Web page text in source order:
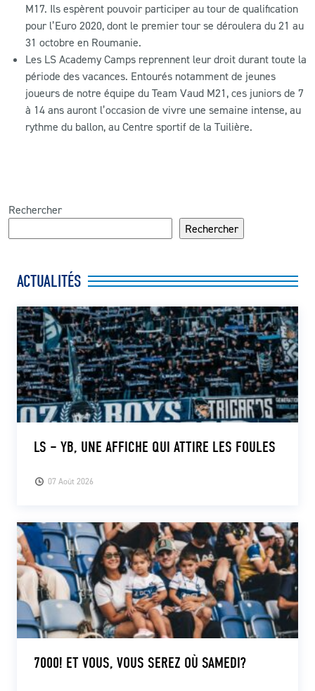
M17. Ils espèrent pouvoir participer au tour de qualification
pour l’Euro 2020, dont le premier tour se déroulera du 21 au
31 octobre en Roumanie.
Les LS Academy Camps reprennent leur droit durant toute la
période des vacances. Entourés notamment de jeunes
joueurs de notre équipe du Team Vaud M21, ces juniors de 7
à 14 ans auront l’occasion de vivre une semaine intense, au
rythme du ballon, au Centre sportif de la Tuilière.
Rechercher
Rechercher
ACTUALITÉS
07 Août 2026
LS – YB, UNE AFFICHE QUI ATTIRE LES FOULES
7000! ET VOUS, VOUS SEREZ OÙ SAMEDI?